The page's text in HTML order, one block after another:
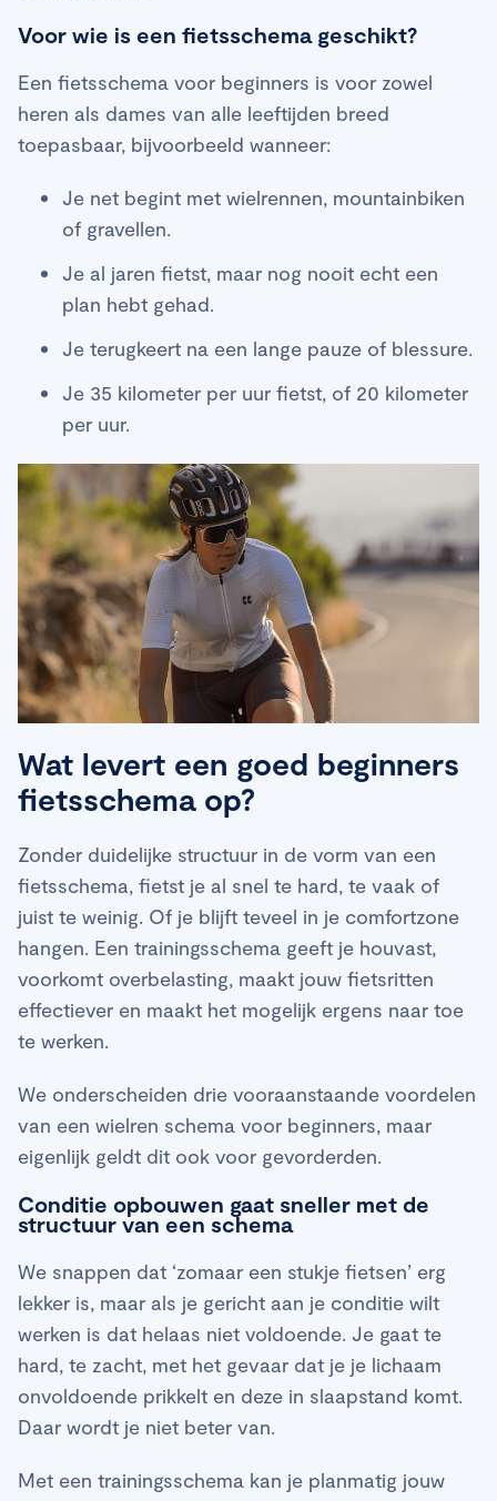
Voor wie is een fietsschema geschikt?
Een fietsschema voor beginners is voor zowel
heren als dames van alle leeftijden breed
toepasbaar, bijvoorbeeld wanneer:
Je net begint met wielrennen, mountainbiken
of gravellen.
Je al jaren fietst, maar nog nooit echt een
plan hebt gehad.
Je terugkeert na een lange pauze of blessure.
Je 35 kilometer per uur fietst, of 20 kilometer
per uur.
Wat levert een goed beginners
fietsschema op?
Zonder duidelijke structuur in de vorm van een
fietsschema, fietst je al snel te hard, te vaak of
juist te weinig. Of je blijft teveel in je comfortzone
hangen. Een trainingsschema geeft je houvast,
voorkomt overbelasting, maakt jouw fietsritten
effectiever en maakt het mogelijk ergens naar toe
te werken.
We onderscheiden drie vooraanstaande voordelen
van een wielren schema voor beginners, maar
eigenlijk geldt dit ook voor gevorderden.
Conditie opbouwen gaat sneller met de
structuur van een schema
We snappen dat ‘zomaar een stukje fietsen’ erg
lekker is, maar als je gericht aan je conditie wilt
werken is dat helaas niet voldoende. Je gaat te
hard, te zacht, met het gevaar dat je je lichaam
onvoldoende prikkelt en deze in slaapstand komt.
Daar wordt je niet beter van.
Met een trainingsschema kan je planmatig jouw